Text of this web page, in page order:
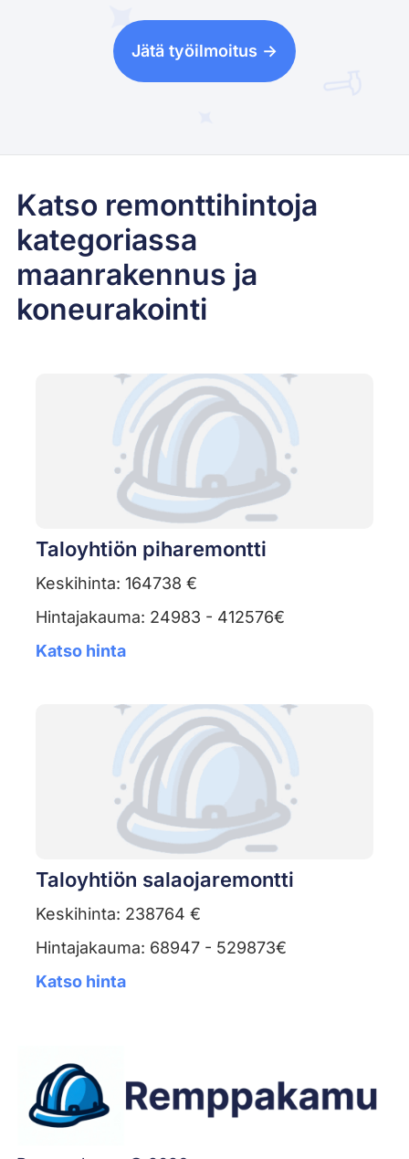
Jätä työilmoitus ->
Katso remonttihintoja
kategoriassa
maanrakennus ja
koneurakointi
Taloyhtiön piharemontti
Keskihinta: 164738 €
Hintajakauma: 24983 - 412576€
Katso hinta
Taloyhtiön salaojaremontti
Keskihinta: 238764 €
Hintajakauma: 68947 - 529873€
Katso hinta